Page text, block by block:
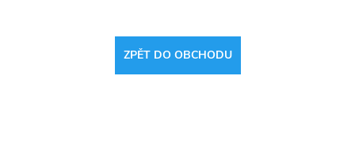
ZPĚT DO OBCHODU